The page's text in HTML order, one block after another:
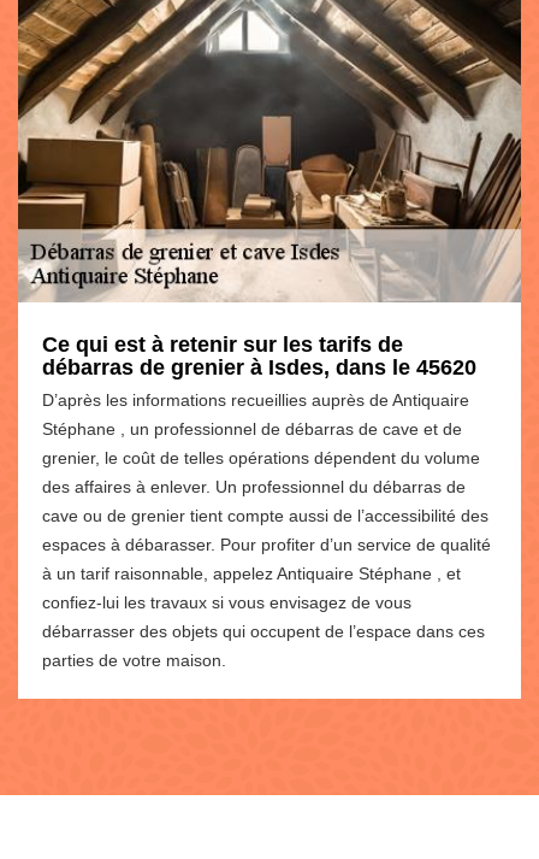
Ce qui est à retenir sur les tarifs de
débarras de grenier à Isdes, dans le 45620
D’après les informations recueillies auprès de Antiquaire
Stéphane , un professionnel de débarras de cave et de
grenier, le coût de telles opérations dépendent du volume
des affaires à enlever. Un professionnel du débarras de
cave ou de grenier tient compte aussi de l’accessibilité des
espaces à débarasser. Pour profiter d’un service de qualité
à un tarif raisonnable, appelez Antiquaire Stéphane , et
confiez-lui les travaux si vous envisagez de vous
débarrasser des objets qui occupent de l’espace dans ces
parties de votre maison.